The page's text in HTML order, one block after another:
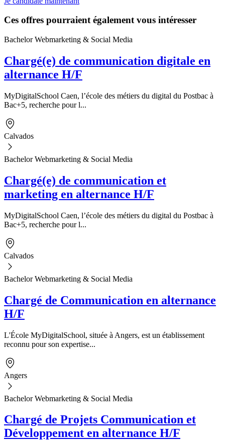
Ces offres pourraient également vous intéresser
Bachelor Webmarketing & Social Media
Chargé(e) de communication digitale en
alternance H/F
MyDigitalSchool Caen, l’école des métiers du digital du Postbac à
Bac+5, recherche pour l...
Calvados
Bachelor Webmarketing & Social Media
Chargé(e) de communication et
marketing en alternance H/F
MyDigitalSchool Caen, l’école des métiers du digital du Postbac à
Bac+5, recherche pour l...
Calvados
Bachelor Webmarketing & Social Media
Chargé de Communication en alternance
H/F
L'École MyDigitalSchool, située à Angers, est un établissement
reconnu pour son expertise...
Angers
Bachelor Webmarketing & Social Media
Chargé de Projets Communication et
Développement en alternance H/F